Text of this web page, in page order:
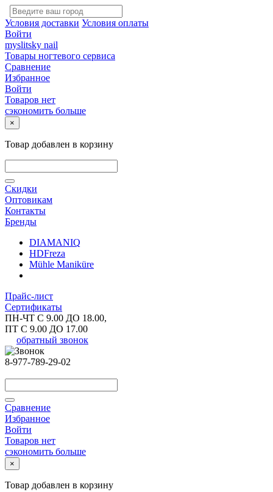
Условия доставки Условия оплаты
Войти
myslitsky nail
Товары ногтевого сервиса
Сравнение
Избранное
Войти
Товаров нет
сэкономить больше
×
Товар добавлен в корзину
Скидки
Оптовикам
Контакты
Бренды
DIAMANIQ
HDFreza
Mühle Maniküre
Прайс-лист
Сертификаты
ПН-ЧТ С 9.00 ДО 18.00,
ПТ С 9.00 ДО 17.00
обратный звонок
8-977-789-29-02
Сравнение
Избранное
Войти
Товаров нет
сэкономить больше
×
Товар добавлен в корзину